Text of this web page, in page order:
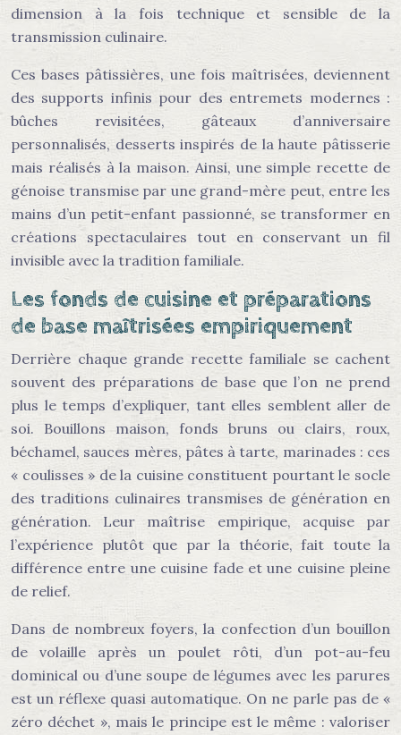
dimension à la fois technique et sensible de la
transmission culinaire.
Ces bases pâtissières, une fois maîtrisées, deviennent
des supports infinis pour des entremets modernes :
bûches revisitées, gâteaux d’anniversaire
personnalisés, desserts inspirés de la haute pâtisserie
mais réalisés à la maison. Ainsi, une simple recette de
génoise transmise par une grand-mère peut, entre les
mains d’un petit-enfant passionné, se transformer en
créations spectaculaires tout en conservant un fil
invisible avec la tradition familiale.
Les fonds de cuisine et préparations
de base maîtrisées empiriquement
Derrière chaque grande recette familiale se cachent
souvent des préparations de base que l’on ne prend
plus le temps d’expliquer, tant elles semblent aller de
soi. Bouillons maison, fonds bruns ou clairs, roux,
béchamel, sauces mères, pâtes à tarte, marinades : ces
« coulisses » de la cuisine constituent pourtant le socle
des traditions culinaires transmises de génération en
génération. Leur maîtrise empirique, acquise par
l’expérience plutôt que par la théorie, fait toute la
différence entre une cuisine fade et une cuisine pleine
de relief.
Dans de nombreux foyers, la confection d’un bouillon
de volaille après un poulet rôti, d’un pot-au-feu
dominical ou d’une soupe de légumes avec les parures
est un réflexe quasi automatique. On ne parle pas de «
zéro déchet », mais le principe est le même : valoriser